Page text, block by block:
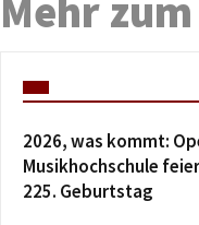
Mehr
2026, was kommt:
Musikhochschule
225. Geburtstag